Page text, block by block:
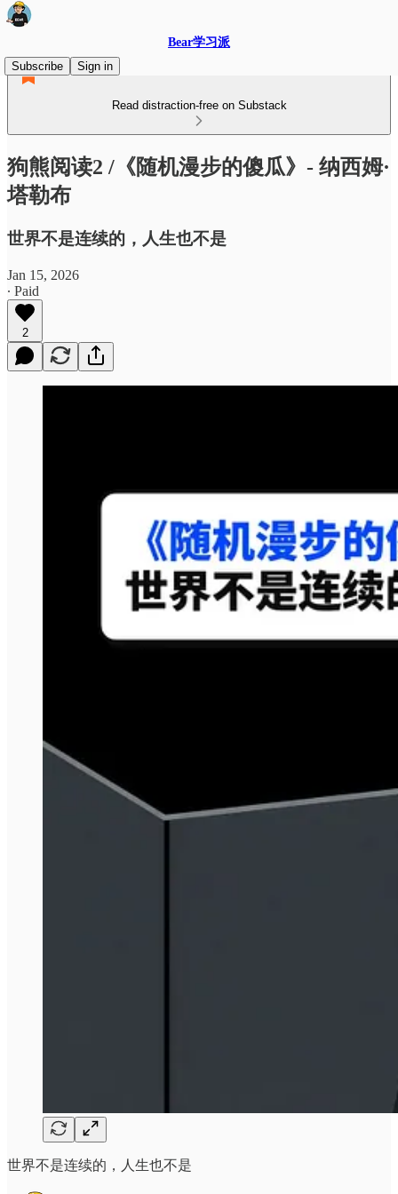
Bear学习派
Subscribe
Sign in
Read distraction-free on Substack
狗熊阅读2 /《随机漫步的傻瓜》- 纳西姆·
塔勒布
世界不是连续的，人生也不是
Jan 15, 2026
∙ Paid
2
世界不是连续的，人生也不是